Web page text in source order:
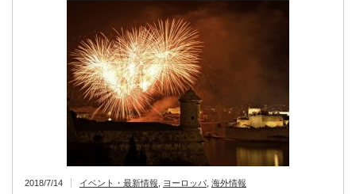
2018/7/14 イベント・最新情報 ヨーロッパ 海外情報